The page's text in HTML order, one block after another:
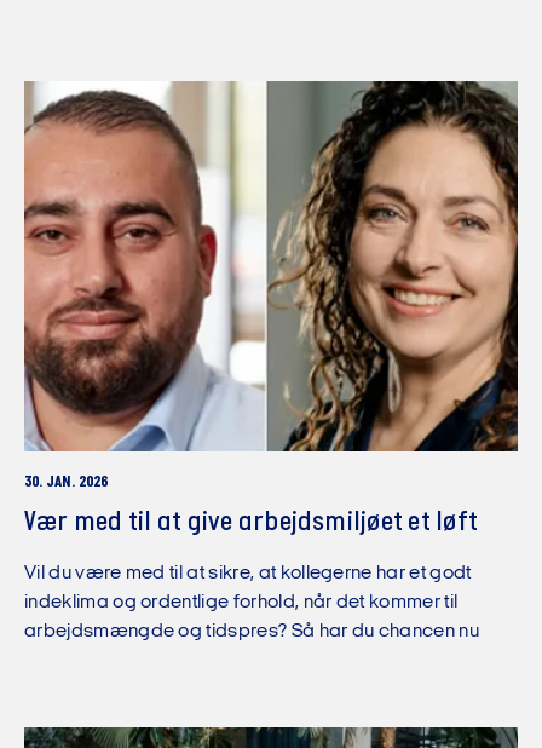
30. JAN. 2026
Vær med til at give arbejdsmiljøet et løft
Vil du være med til at sikre, at kollegerne har et godt
indeklima og ordentlige forhold, når det kommer til
arbejdsmængde og tidspres? Så har du chancen nu